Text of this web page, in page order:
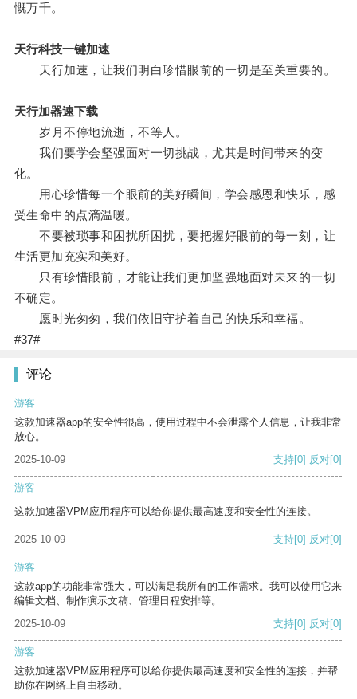
慨万千。
天行科技一键加速
天行加速，让我们明白珍惜眼前的一切是至关重要的。
天行加器速下载
岁月不停地流逝，不等人。
我们要学会坚强面对一切挑战，尤其是时间带来的变
化。
用心珍惜每一个眼前的美好瞬间，学会感恩和快乐，感
受生命中的点滴温暖。
不要被琐事和困扰所困扰，要把握好眼前的每一刻，让
生活更加充实和美好。
只有珍惜眼前，才能让我们更加坚强地面对未来的一切
不确定。
愿时光匆匆，我们依旧守护着自己的快乐和幸福。
#37#
评论
游客
这款加速器app的安全性很高，使用过程中不会泄露个人信息，让我非常
放心。
2025-10-09
支持[0] 反对[0]
游客
这款加速器VPM应用程序可以给你提供最高速度和安全性的连接。
2025-10-09 支持[0] 反对[0]
游客
这款app的功能非常强大，可以满足我所有的工作需求。我可以使用它来
编辑文档、制作演示文稿、管理日程安排等。
2025-10-09
支持[0] 反对[0]
游客
这款加速器VPM应用程序可以给你提供最高速度和安全性的连接，并帮
助你在网络上自由移动。